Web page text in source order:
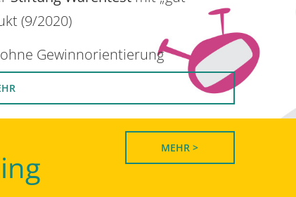
(9/2020)
Gewinnorientierung
MEHR >